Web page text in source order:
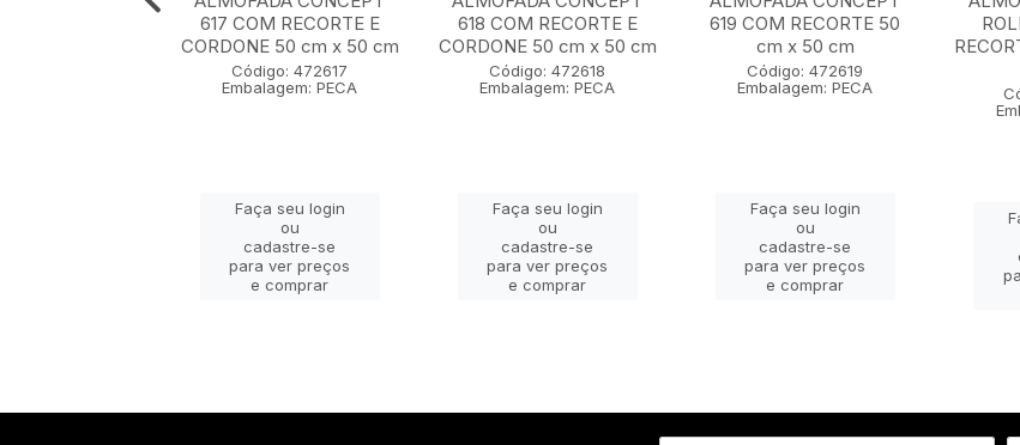
617 COM RECORTE E
CORDONE 50 cm x 50 cm
Código: 472617
Embalagem: PECA
Faça seu login
ou
cadastre-se
para ver preços
e comprar
618 COM RECORTE E
CORDONE 50 cm x 50 cm
Código: 472618
Embalagem: PECA
Faça seu login
ou
cadastre-se
para ver preços
e comprar
619 COM RECORTE 50
cm x 50 cm
Código: 472619
Embalagem: PECA
Faça seu login
ou
cadastre-se
para ver preços
e comprar